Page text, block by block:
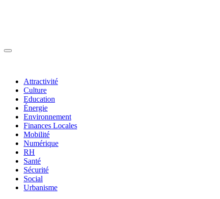
Attractivité
Culture
Education
Énergie
Environnement
Finances Locales
Mobilité
Numérique
RH
Santé
Sécurité
Social
Urbanisme